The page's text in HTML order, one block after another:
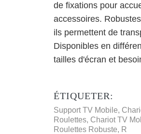
de fixations pour
accessoires.
ils permettent de
Disponibles en
tailles d'écran et
ÉTIQUETER:
Support TV Mobile,
Roulettes, Chariot TV
Roulettes Robuste, R